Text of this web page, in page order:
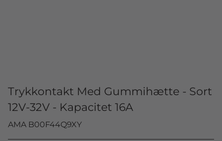
Trykkontakt Med Gummihætte - Sort
12V-32V - Kapacitet 16A
AMA B00F44Q9XY